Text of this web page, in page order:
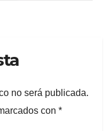
no será publicada.
con *